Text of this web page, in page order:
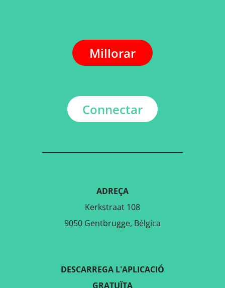
Millorar
Connectar
ADREÇA
Kerkstraat 108
9050 Gentbrugge, Bèlgica
DESCARREGA L'APLICACIÓ
GRATUÏTA